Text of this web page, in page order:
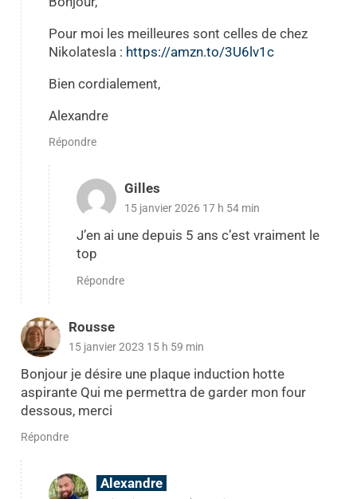
Pour moi les meilleures sont celles de chez
Nikolatesla : https://amzn.to/3U6lv1c
Bien cordialement,
Alexandre
Répondre
Gilles
15 janvier 2026 17 h 54 min
J’en ai une depuis 5 ans c’est vraiment le
top
Répondre
Rousse
15 janvier 2023 15 h 59 min
Bonjour je désire une plaque induction hotte
aspirante Qui me permettra de garder mon four
dessous, merci
Répondre
Alexandre